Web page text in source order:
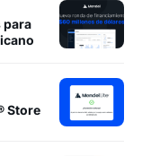
para
Store